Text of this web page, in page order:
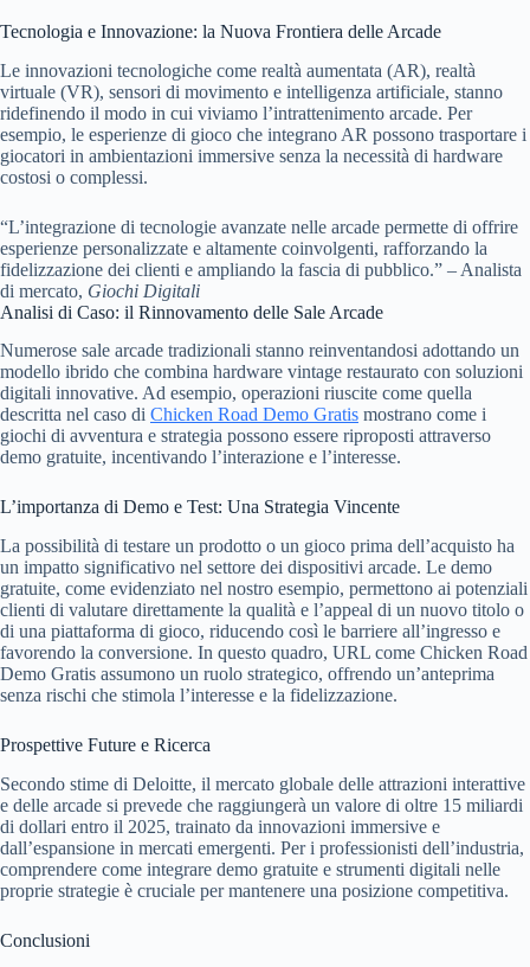
Tecnologia e Innovazione: la Nuova Frontiera delle Arcade
Le innovazioni tecnologiche come realtà aumentata (AR), realtà
virtuale (VR), sensori di movimento e intelligenza artificiale, stanno
ridefinendo il modo in cui viviamo l’intrattenimento arcade. Per
esempio, le esperienze di gioco che integrano AR possono trasportare i
giocatori in ambientazioni immersive senza la necessità di hardware
costosi o complessi.
“L’integrazione di tecnologie avanzate nelle arcade permette di offrire
esperienze personalizzate e altamente coinvolgenti, rafforzando la
fidelizzazione dei clienti e ampliando la fascia di pubblico.” – Analista
di mercato, Giochi Digitali
Analisi di Caso: il Rinnovamento delle Sale Arcade
Numerose sale arcade tradizionali stanno reinventandosi adottando un
modello ibrido che combina hardware vintage restaurato con soluzioni
digitali innovative. Ad esempio, operazioni riuscite come quella
descritta nel caso di Chicken Road Demo Gratis mostrano come i
giochi di avventura e strategia possono essere riproposti attraverso
demo gratuite, incentivando l’interazione e l’interesse.
L’importanza di Demo e Test: Una Strategia Vincente
La possibilità di testare un prodotto o un gioco prima dell’acquisto ha
un impatto significativo nel settore dei dispositivi arcade. Le demo
gratuite, come evidenziato nel nostro esempio, permettono ai potenziali
clienti di valutare direttamente la qualità e l’appeal di un nuovo titolo o
di una piattaforma di gioco, riducendo così le barriere all’ingresso e
favorendo la conversione. In questo quadro, URL come Chicken Road
Demo Gratis assumono un ruolo strategico, offrendo un’anteprima
senza rischi che stimola l’interesse e la fidelizzazione.
Prospettive Future e Ricerca
Secondo stime di Deloitte, il mercato globale delle attrazioni interattive
e delle arcade si prevede che raggiungerà un valore di oltre 15 miliardi
di dollari entro il 2025, trainato da innovazioni immersive e
dall’espansione in mercati emergenti. Per i professionisti dell’industria,
comprendere come integrare demo gratuite e strumenti digitali nelle
proprie strategie è cruciale per mantenere una posizione competitiva.
Conclusioni